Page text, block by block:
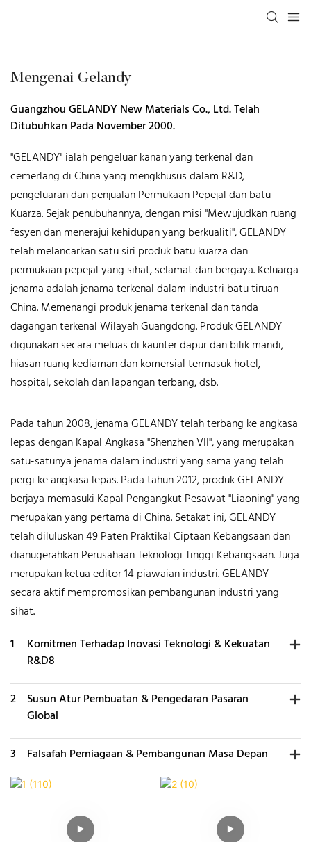
Mengenai Gelandy
Guangzhou GELANDY New Materials Co., Ltd. Telah
Ditubuhkan Pada November 2000.
"GELANDY" ialah pengeluar kanan yang terkenal dan
cemerlang di China yang mengkhusus dalam R&D,
pengeluaran dan penjualan Permukaan Pepejal dan batu
Kuarza. Sejak penubuhannya, dengan misi "Mewujudkan ruang
fesyen dan menerajui kehidupan yang berkualiti", GELANDY
telah melancarkan satu siri produk batu kuarza dan
permukaan pepejal yang sihat, selamat dan bergaya. Keluarga
jenama adalah jenama terkenal dalam industri batu tiruan
China. Memenangi produk jenama terkenal dan tanda
dagangan terkenal Wilayah Guangdong. Produk GELANDY
digunakan secara meluas di kaunter dapur dan bilik mandi,
hiasan ruang kediaman dan komersial termasuk hotel,
hospital, sekolah dan lapangan terbang, dsb.
Pada tahun 2008, jenama GELANDY telah terbang ke angkasa
lepas dengan Kapal Angkasa "Shenzhen VII", yang merupakan
satu-satunya jenama dalam industri yang sama yang telah
pergi ke angkasa lepas. Pada tahun 2012, produk GELANDY
berjaya memasuki Kapal Pengangkut Pesawat "Liaoning" yang
merupakan yang pertama di China.Setakat ini, GELANDY
telah diluluskan 49 Paten Praktikal Ciptaan Kebangsaan dan
dianugerahkan Perusahaan Teknologi Tinggi Kebangsaan. Juga
merupakan ketua editor 14 piawaian industri. GELANDY
secara aktif mempromosikan pembangunan industri yang
sihat.
1
Komitmen Terhadap Inovasi Teknologi & Kekuatan
R&D8
2
Susun Atur Pembuatan & Pengedaran Pasaran
Global
3 Falsafah Perniagaan & Pembangunan Masa Depan